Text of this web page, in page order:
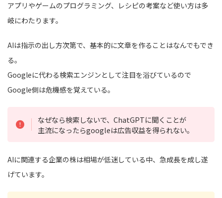
アプリやゲームのプログラミング、レシピの考案など使い方は多
岐にわたります。
AIは指示の出し方次第で、基本的に文章を作ることはなんでもでき
る。
Googleに代わる検索エンジンとして注目を浴びているので
Google側は危機感を覚えている。
なぜなら検索しないで、ChatGPTに聞くことが
主流になったらgoogleは広告収益を得られない。
AIに関連する企業の株は相場が低迷している中、急成長を成し遂
げています。